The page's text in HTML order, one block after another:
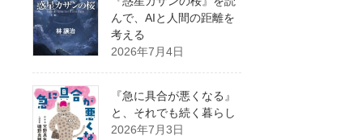
んで、AIと人間の距離を
考える
2026年7月4日
『急に具合が悪くなる』
と、それでも続く暮らし
2026年7月3日